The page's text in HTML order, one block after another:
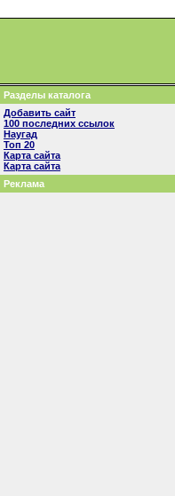
Разделы каталога
Добавить сайт
100 последних ссылок
Наугад
Топ 20
Карта сайта
Карта сайта
Реклама